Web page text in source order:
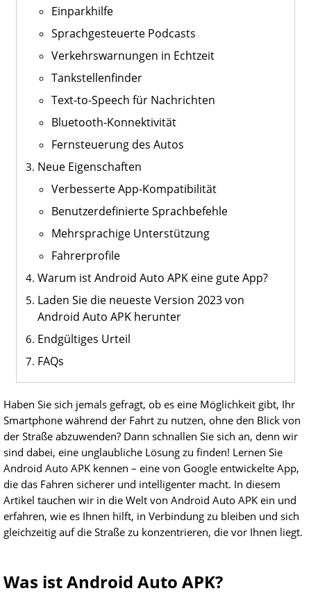
Einparkhilfe
Sprachgesteuerte Podcasts
Verkehrswarnungen in Echtzeit
Tankstellenfinder
Text-to-Speech für Nachrichten
Bluetooth-Konnektivität
Fernsteuerung des Autos
Neue Eigenschaften
Verbesserte App-Kompatibilität
Benutzerdefinierte Sprachbefehle
Mehrsprachige Unterstützung
Fahrerprofile
Warum ist Android Auto APK eine gute App?
Laden Sie die neueste Version 2023 von
Android Auto APK herunter
Endgültiges Urteil
FAQs
Haben Sie sich jemals gefragt, ob es eine Möglichkeit gibt, Ihr
Smartphone während der Fahrt zu nutzen, ohne den Blick von
der Straße abzuwenden? Dann schnallen Sie sich an, denn wir
sind dabei, eine unglaubliche Lösung zu finden! Lernen Sie
Android Auto APK kennen – eine von Google entwickelte App,
die das Fahren sicherer und intelligenter macht. In diesem
Artikel tauchen wir in die Welt von Android Auto APK ein und
erfahren, wie es Ihnen hilft, in Verbindung zu bleiben und sich
gleichzeitig auf die Straße zu konzentrieren, die vor Ihnen liegt.
Was ist Android Auto APK?